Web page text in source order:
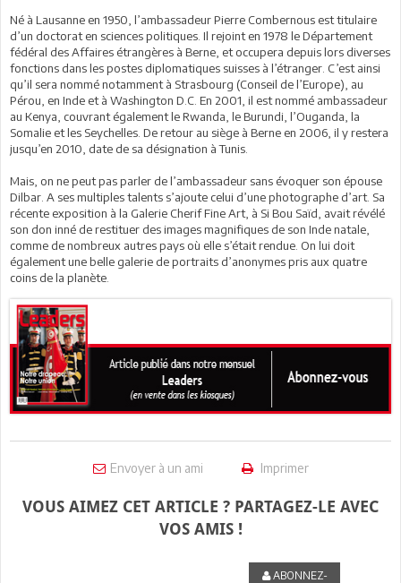
Né à Lausanne en 1950, l’ambassadeur Pierre Combernous est titulaire
d’un doctorat en sciences politiques. Il rejoint en 1978 le Département
fédéral des Affaires étrangères à Berne, et occupera depuis lors diverses
fonctions dans les postes diplomatiques suisses à l’étranger. C’est ainsi
qu’il sera nommé notamment à Strasbourg (Conseil de l’Europe), au
Pérou, en Inde et à Washington D.C. En 2001, il est nommé ambassadeur
au Kenya, couvrant également le Rwanda, le Burundi, l’Ouganda, la
Somalie et les Seychelles. De retour au siège à Berne en 2006, il y restera
jusqu’en 2010, date de sa désignation à Tunis.
Mais, on ne peut pas parler de l’ambassadeur sans évoquer son épouse
Dilbar. A ses multiples talents s’ajoute celui d’une photographe d’art. Sa
récente exposition à la Galerie Cherif Fine Art, à Si Bou Saïd, avait révélé
son don inné de restituer des images magnifiques de son Inde natale,
comme de nombreux autres pays où elle s’était rendue. On lui doit
également une belle galerie de portraits d’anonymes pris aux quatre
coins de la planète.
Envoyer à un ami Imprimer
VOUS AIMEZ CET ARTICLE ? PARTAGEZ-LE AVEC
VOS AMIS !
ABONNEZ-